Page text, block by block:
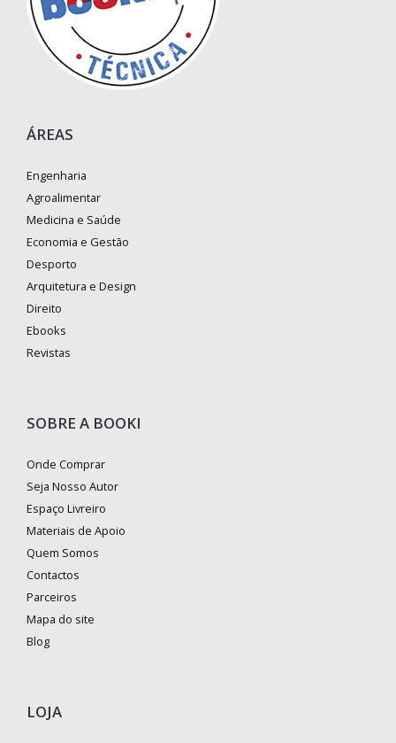
ÁREAS
Engenharia
Agroalimentar
Medicina e Saúde
Economia e Gestão
Desporto
Arquitetura e Design
Direito
Ebooks
Revistas
SOBRE A BOOKI
Onde Comprar
Seja Nosso Autor
Espaço Livreiro
Materiais de Apoio
Quem Somos
Contactos
Parceiros
Mapa do site
Blog
LOJA